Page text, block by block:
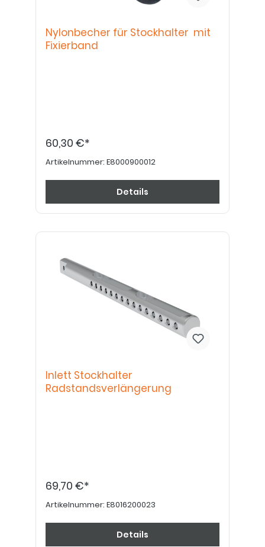
Nylonbecher für Stockhalter mit
Fixierband
60,30 €*
Artikelnummer: E8000900012
Details
Inlett Stockhalter
Radstandsverlängerung
69,70 €*
Artikelnummer: E8016200023
Details